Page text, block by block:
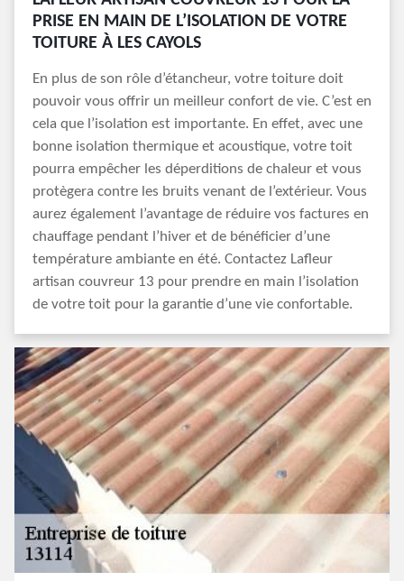
PRISE EN MAIN DE L’ISOLATION DE VOTRE
TOITURE À LES CAYOLS
En plus de son rôle d’étancheur, votre toiture doit
pouvoir vous offrir un meilleur confort de vie. C’est en
cela que l’isolation est importante. En effet, avec une
bonne isolation thermique et acoustique, votre toit
pourra empêcher les déperditions de chaleur et vous
protègera contre les bruits venant de l’extérieur. Vous
aurez également l’avantage de réduire vos factures en
chauffage pendant l’hiver et de bénéficier d’une
température ambiante en été. Contactez Lafleur
artisan couvreur 13 pour prendre en main l’isolation
de votre toit pour la garantie d’une vie confortable.